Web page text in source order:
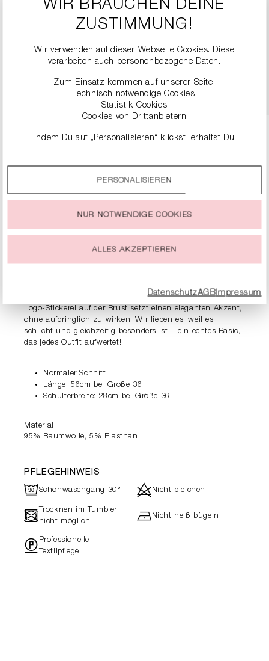
SLINGBACK PUMPS
DETAILS
PRODUKTDETAILS
Dieses Tanktop ist ein absolutes Must-have von RIANI,
das sich sowohl solo, unter einer Bluse als auch als
keinem Kleiderschrank fehlen darf. Die dezente RIANI-
Logo-Stickerei auf der Brust setzt einen eleganten Akzent,
ohne aufdringlich zu wirken. Wir lieben es, weil es
schlicht und gleichzeitig besonders ist – ein echtes Basic,
das jedes Outfit aufwertet!
Normaler Schnitt
Länge: 56cm bei Größe 36
Schulterbreite: 28cm bei Größe 36
Material
95% Baumwolle, 5% Elasthan
PFLEGEHINWEIS
RSchonwaschgang 30° dNicht bleichen
- Trocknen im Tumbler
nicht möglich
hNicht heiß bügeln
"Professionelle
Textilpflege
WIR BRAUCHEN DEINE
ZUSTIMMUNG!
Wir verwenden auf dieser Webseite Cookies. Diese
verarbeiten auch personenbezogene Daten.
Zum Einsatz kommen auf unserer Seite:
Technisch notwendige Cookies
Statistik-Cookies
Cookies von Drittanbietern
Indem Du auf „Personalisieren“ klickst, erhältst Du
Durch einen Klick auf das Auswahlfeld „Alle akzeptieren“
stimmst Du der Verwendung aller Cookies zu, die unter
jeder Zeit ändern oder widerrufen.
PERSONALISIEREN
NUR NOTWENDIGE COOKIES
ALLES AKZEPTIEREN
DatenschutzAGBImpressum